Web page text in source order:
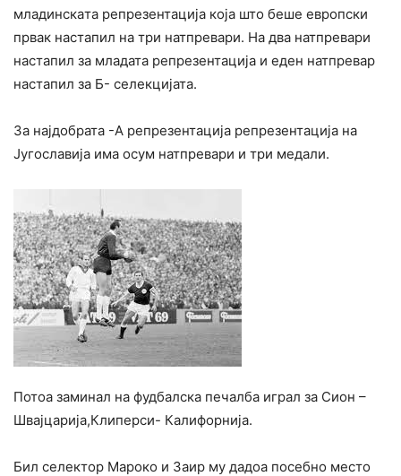
младинскaта репрезентација која што беше европски
првак настапил на три натпревари. На два натпревари
настапил за младата репрезентација и еден натпревар
настапил за Б- селекцијата.
За најдобрата -А репрезентација репрезентација на
Југославија има осум натпревари и три медали.
Потоа заминал на фудбалска печалба играл за Сион –
Швајцарија,Клиперси- Калифорнија.
Бил селектор Мароко и Заир му дадоа посебно место